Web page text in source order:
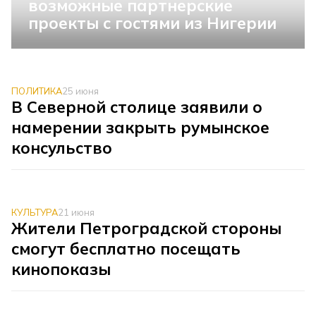
возможные партнерские
проекты с гостями из Нигерии
ПОЛИТИКА25 июня
В Северной столице заявили о
намерении закрыть румынское
консульство
КУЛЬТУРА21 июня
Жители Петроградской стороны
смогут бесплатно посещать
кинопоказы